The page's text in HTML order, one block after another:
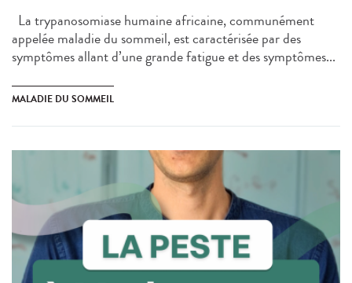
La trypanosomiase humaine africaine, communément
appelée maladie du sommeil, est caractérisée par des
symptômes allant d’une grande fatigue et des symptômes...
MALADIE DU SOMMEIL